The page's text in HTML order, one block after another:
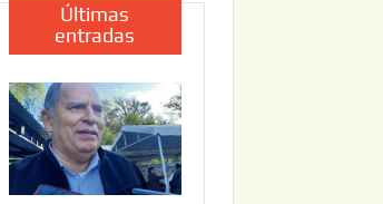
Últimas
entradas